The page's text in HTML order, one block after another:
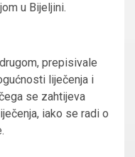
u Bijeljini.
prepisivale
liječenja i
se zahtijeva
iako se radi o